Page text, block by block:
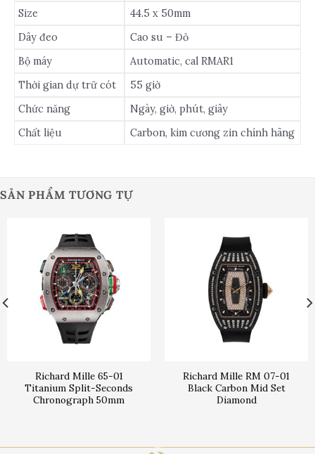
Size
44.5 x 50mm
Dây đeo
Cao su – Đỏ
Bộ máy
Automatic, cal RMAR1
Thời gian dự trữ cót
55 giờ
Chức năng
Ngày, giờ, phút, giây
Chất liệu
Carbon, kim cương zin chính hãng
SẢN PHẨM TƯƠNG TỰ
Richard Mille 65-01
Titanium Split-Seconds
Chronograph 50mm
Richard Mille RM 07-01
Black Carbon Mid Set
Diamond